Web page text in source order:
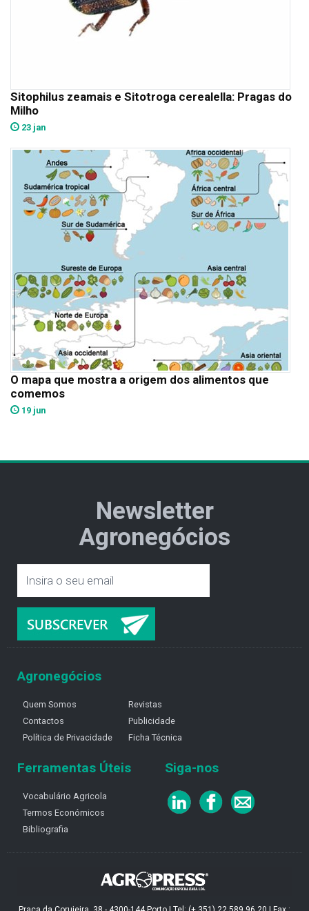
Sitophilus zeamais e Sitotroga cerealella: Pragas do
Milho
23 jan
O mapa que mostra a origem dos alimentos que
comemos
19 jun
Newsletter
Agronegócios
Agronegócios
Quem Somos
Contactos
Política de Privacidade
Revistas
Publicidade
Ficha Técnica
Ferramentas Úteis
Vocabulário Agricola
Termos Económicos
Bibliografia
Siga-nos